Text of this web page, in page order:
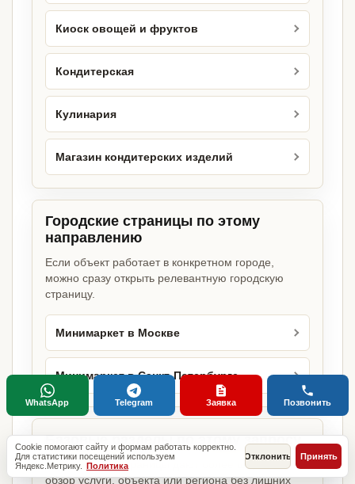
Киоск овощей и фруктов
Кондитерская
Кулинария
Магазин кондитерских изделий
Городские страницы по этому
направлению
Если объект работает в конкретном городе,
можно сразу открыть релевантную городскую
страницу.
Минимаркет в Москве
Минимаркет в Санкт-Петербурге
Базовые разделы по этому запросу
Родительские страницы дают более широкий
обзор услуги, объекта или региона без лишних
Cookie помогают сайту и формам работать корректно.
Для статистики посещений используем
Яндекс.Метрику. Политика
Отклонить Принять
WhatsApp Telegram Заявка Позвонить